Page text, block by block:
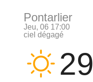
Pontarlier
Jeu, 06 17:00
ciel dégagé
29